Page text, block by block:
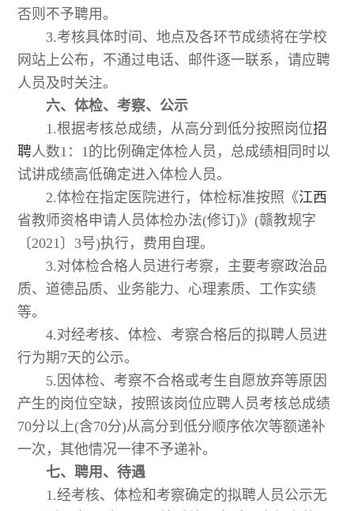
否则不予聘用。
3.考核具体时间、地点及各环节成绩将在学校
网站上公布，不通过电话、邮件逐一联系，请应聘
人员及时关注。
六、体检、考察、公示
1.根据考核总成绩，从高分到低分按照岗位招
聘人数1：1的比例确定体检人员，总成绩相同时以
试讲成绩高低确定进入体检人员。
2.体检在指定医院进行，体检标准按照《江西
省教师资格申请人员体检办法(修订)》(赣教规字
〔2021〕3号)执行，费用自理。
3.对体检合格人员进行考察，主要考察政治品
质、道德品质、业务能力、心理素质、工作实绩
等。
4.对经考核、体检、考察合格后的拟聘人员进
行为期7天的公示。
5.因体检、考察不合格或考生自愿放弃等原因
产生的岗位空缺，按照该岗位应聘人员考核总成绩
70分以上(含70分)从高分到低分顺序依次等额递补
一次，其他情况一律不予递补。
七、聘用、待遇
1.经考核、体检和考察确定的拟聘人员公示无